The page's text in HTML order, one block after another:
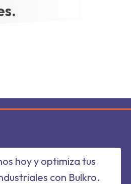
hoy y optimiza tus
con Bulkro.